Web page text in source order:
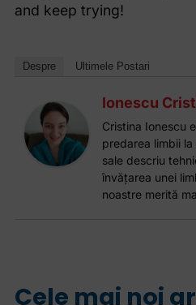
and keep trying!
Despre Ultimele Postari
Ionescu
Cristina Ionescu
predarea limbii
sale descriu
învățarea unei
noastre merită
Cele mai noi